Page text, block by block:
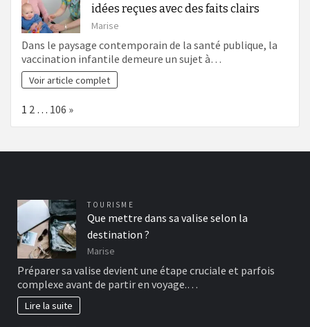
idées reçues avec des faits clairs
Marise
Dans le paysage contemporain de la santé publique, la
vaccination infantile demeure un sujet à…
Voir article complet
Page:
1 2 … 106 Next
»
TOURISME
Que mettre dans sa valise selon la
destination ?
Marise
Préparer sa valise devient une étape cruciale et parfois
complexe avant de partir en voyage.…
Lire la suite